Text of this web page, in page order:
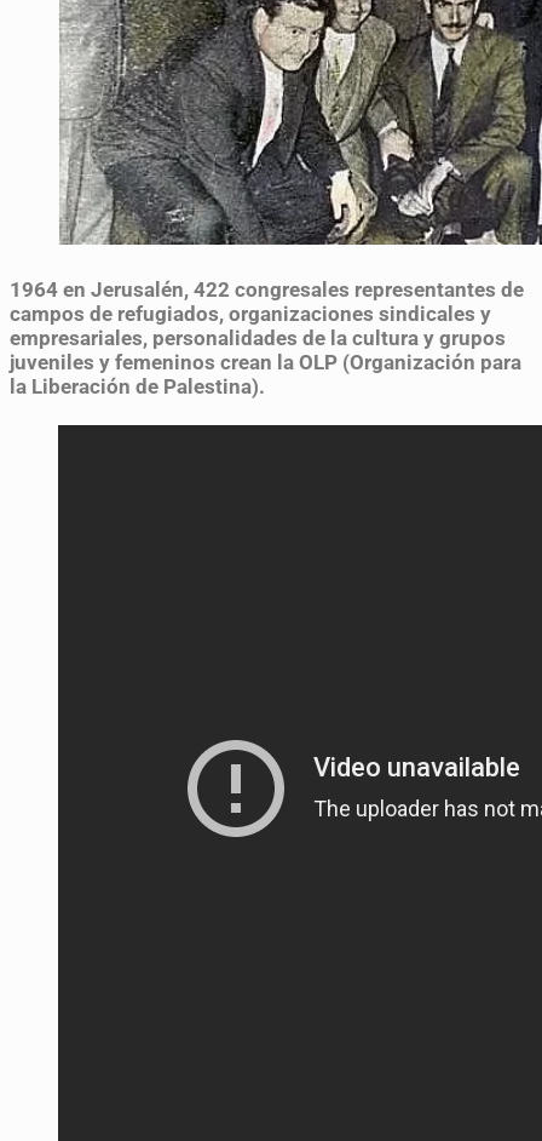
1964 en Jerusalén, 422 congresales representantes de
campos de refugiados, organizaciones sindicales y
empresariales, personalidades de la cultura y grupos
juveniles y femeninos crean la OLP (Organización para
la Liberación de Palestina).